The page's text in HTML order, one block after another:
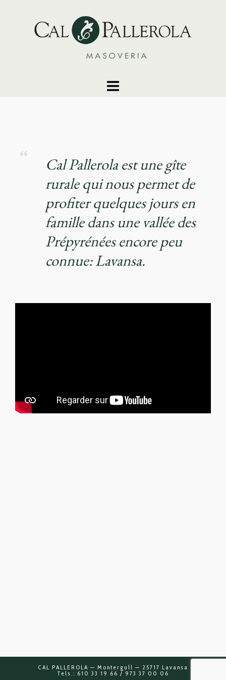
Cal Pallerola est une gîte
rurale qui nous permet de
profiter quelques jours en
famille dans une vallée des
Prépyrénées encore peu
connue: Lavansa.
CAL PALLEROLA — Montergull — 25717 Lavansa
Tels.: 610 33 19 66 / 973 37 00 06